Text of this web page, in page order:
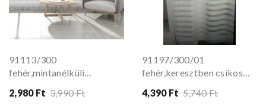
91113/300
fehér,mintanélküli
2,980 Ft 3,990 Ft
91197/300/01
fehér,keresztben csíkos
fényáteresztő függöny
4,390 Ft 5,740 Ft